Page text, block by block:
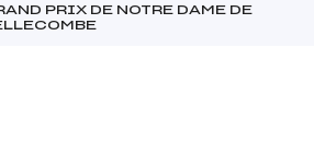
PRIX DE NOTRE DAME DE